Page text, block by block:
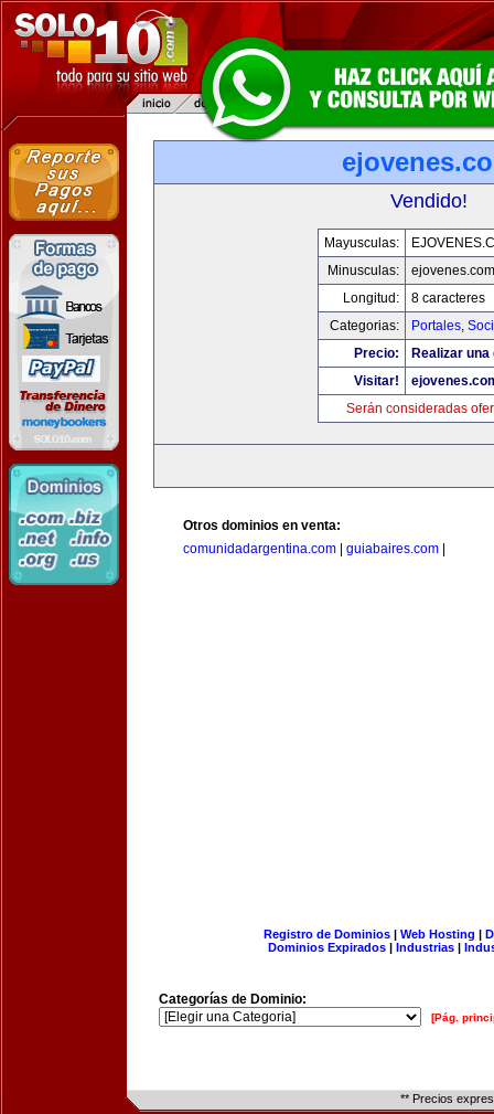
Vendido!
Mayusculas:
Minusculas:
ejovenes.com
Longitud:
8 caracteres
Categorias:
Portales,
Precio:
Realizar
Visitar!
Serán consideradas
Otros dominios en venta:
comunidadargentina.com
guiabaires.com
Registro de Dominios| Web Hosting |
Dominios Expirados | Industrias |
Categorías de Dominio:
[Pág.
** Precios